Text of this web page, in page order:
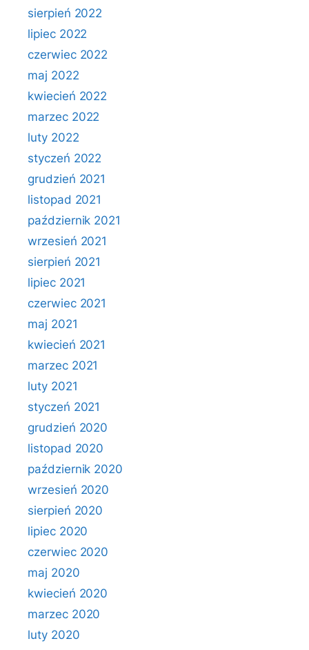
sierpień 2022
lipiec 2022
czerwiec 2022
maj 2022
kwiecień 2022
marzec 2022
luty 2022
styczeń 2022
grudzień 2021
listopad 2021
październik 2021
wrzesień 2021
sierpień 2021
lipiec 2021
czerwiec 2021
maj 2021
kwiecień 2021
marzec 2021
luty 2021
styczeń 2021
grudzień 2020
listopad 2020
październik 2020
wrzesień 2020
sierpień 2020
lipiec 2020
czerwiec 2020
maj 2020
kwiecień 2020
marzec 2020
luty 2020